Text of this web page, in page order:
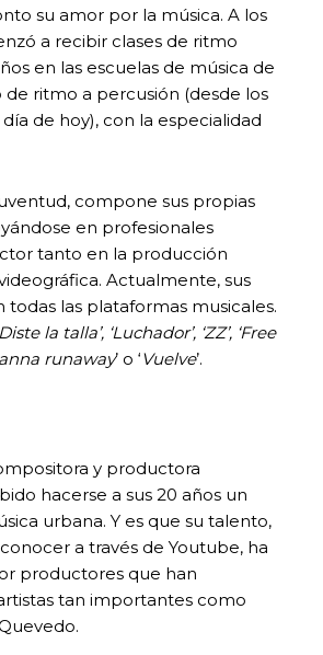
su amor por la música. A los
a recibir clases de ritmo
en las escuelas de música de
de ritmo a percusión (desde los
de hoy), con la especialidad
compone sus propias
en profesionales
tanto en la producción
Actualmente, sus
todas las plataformas musicales.
Diste la talla’, ‘Luchador’, ‘ZZ’, ‘Free
runaway’ o ‘Vuelve’.
y productora
hacerse a sus 20 años un
urbana. Y es que su talento,
a través de Youtube, ha
productores que han
tan importantes como